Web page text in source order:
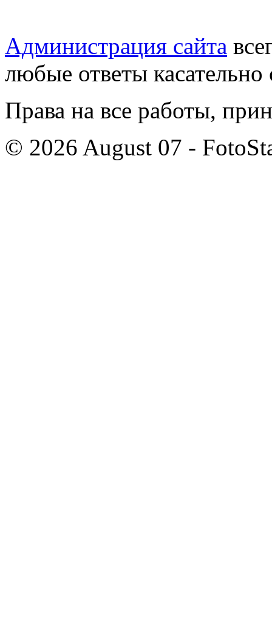
Администрация сайта
любые ответы касательно
Права на все работы,
© 2026 August 07 -